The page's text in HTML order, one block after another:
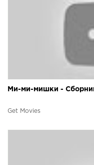
Ми-ми-мишки -
Get Movies